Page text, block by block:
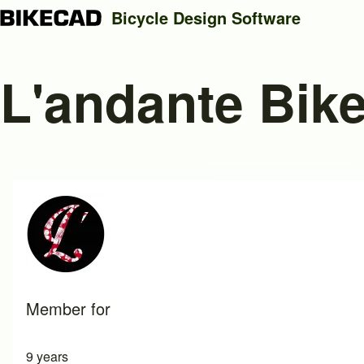
Search
Bicycle Design Software
L'andante
Member for
9 years